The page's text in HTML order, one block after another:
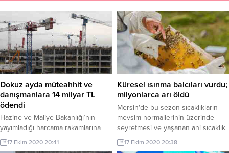
Dokuz ayda müteahhit ve
danışmanlara 14 milyar TL
ödendi
Hazine ve Maliye Bakanlığı’nın
yayımladığı harcama rakamlarına
göre, “proje, müşavirlik, hizmet
alımı, danışmanlık, onarım gideri”
17 Ekim 2020 20:41
Küresel ısınma balcıları vurdu;
milyonlarca arı öldü
Mersin'de bu sezon sıcaklıkların
mevsim normallerinin üzerinde
seyretmesi ve yaşanan ani sıcaklık
değişimi nedeniyle arıcılık olumsuz
etkilendi. Küresel ısınmaya bağlı
17 Ekim 2020 20:38